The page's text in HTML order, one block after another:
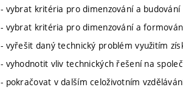
- vybrat kritéria pro dimenzování a
- vybrat kritéria pro dimenzování a
- vyřešit daný technický problém využitím
- vyhodnotit vliv technických řešení na
- pokračovat v dalším celoživotním